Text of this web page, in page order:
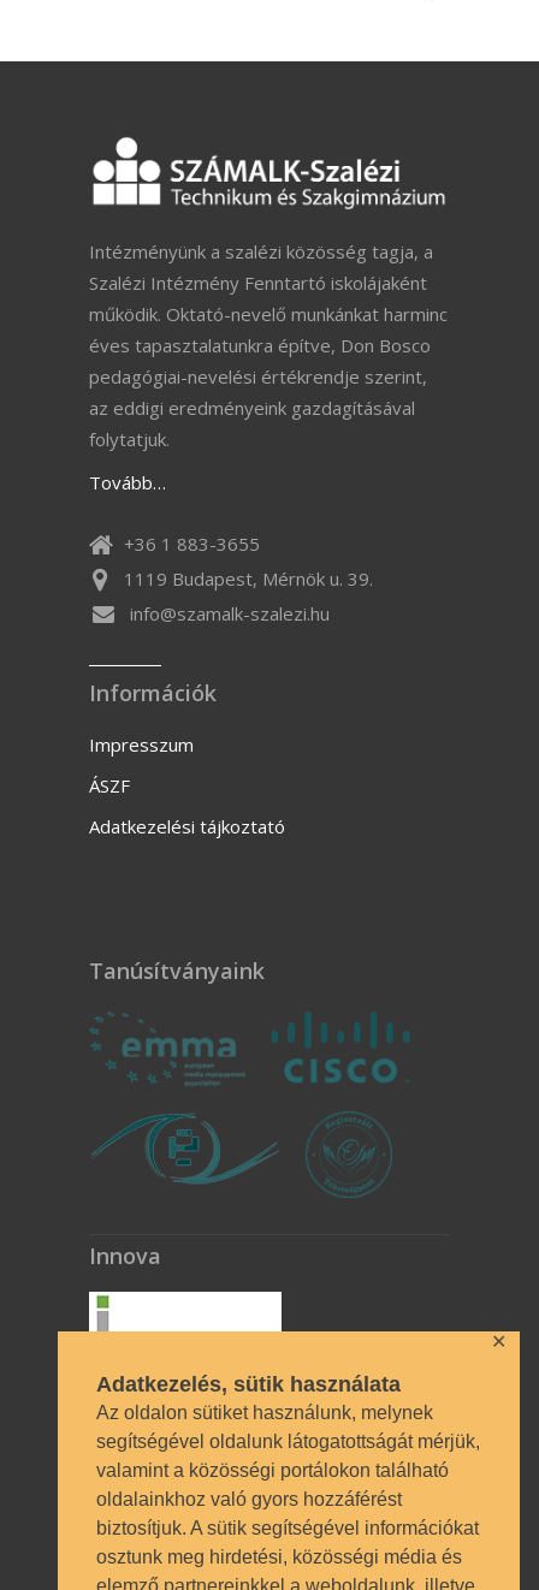
Adatkezelés, sütik használata
Az oldalon sütiket használunk, melynek
segítségével oldalunk látogatottságát mérjük,
valamint a közösségi portálokon található
oldalainkhoz való gyors hozzáférést
biztosítjuk. A sütik segítségével információkat
osztunk meg hirdetési, közösségi média és
✕
Intézményünk a szalézi közösség tagja, a
Szalézi Intézmény Fenntartó iskolájaként
működik. Oktató-nevelő munkánkat harminc
éves tapasztalatunkra építve, Don Bosco
pedagógiai-nevelési értékrendje szerint,
az eddigi eredményeink gazdagításával
folytatjuk.
Tovább…
+36 1 883-3655
1119 Budapest, Mérnök u. 39.
info@szamalk-szalezi.hu
Információk
Impresszum
ÁSZF
Adatkezelési tájkoztató
Tanúsítványaink
Innova
Technikai azonosítók
OM azonosító 035490 | Működési
engedély BP/1009/03987/2023.